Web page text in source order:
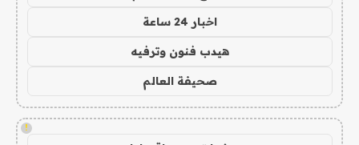
اخبار 24 ساعة
هيدب فنون وترفيه
صحيفة العالم
!